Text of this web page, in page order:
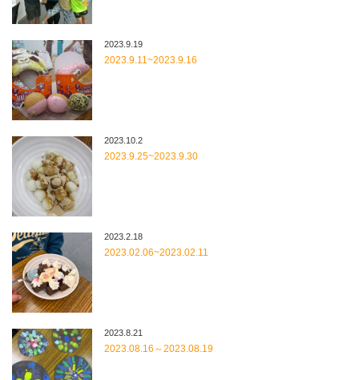
2023.9.19
2023.9.11~2023.9.16
2023.10.2
2023.9.25~2023.9.30
2023.2.18
2023.02.06~2023.02.11
2023.8.21
2023.08.16～2023.08.19